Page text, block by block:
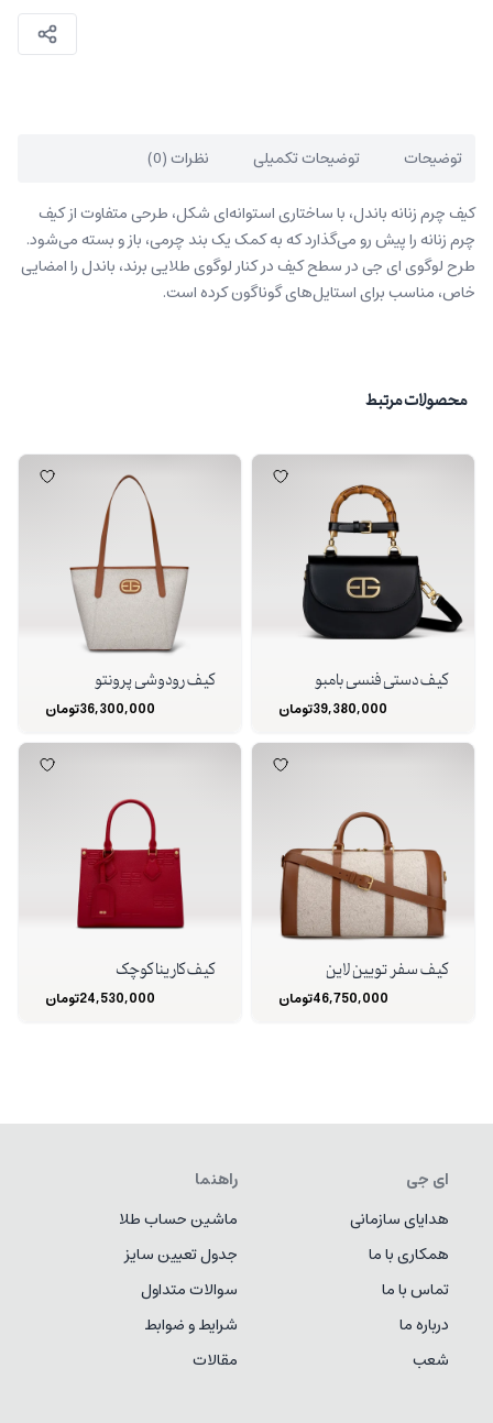
توضیحات توضیحات تکمیلی نظرات (0)
کیف چرم زنانه باندل، با ساختاری استوانه‌ای شکل، طرحی متفاوت از کیف
چرم زنانه‌ را پیش رو می‌گذارد که به کمک یک بند چرمی، باز و بسته می‌شود.
طرح لوگوی ای جی در سطح کیف در کنار لوگوی طلایی برند، باندل را امضایی
خاص، مناسب برای استایل‌های گوناگون کرده است.
محصولات مرتبط
کیف دستی فنسی بامبو
39,380,000تومان
کیف رودوشی پرونتو
36,300,000تومان
کیف سفر تویین لاین
46,750,000تومان
کیف کارینا کوچک
24,530,000تومان
ای جی
هدایای سازمانی
همکاری با ما
تماس با ما
درباره ما
شعب
راهنما
ماشین حساب طلا
جدول تعیین سایز
سوالات متداول
شرایط و ضوابط
مقالات